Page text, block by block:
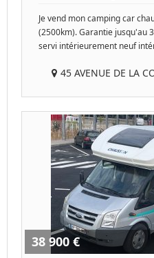
Je vend mon camping car
(2500km). Garantie jusqu'au
servi intérieurement neuf
45 AVENUE DE LA
38 900 €